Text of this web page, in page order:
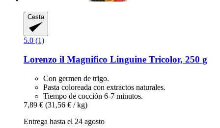
Cesta
5.0 (1)
Lorenzo il Magnifico Linguine Tricolor, 250 g
Con germen de trigo.
Pasta coloreada con extractos naturales.
Tiempo de cocción 6-7 minutos.
7,89 € (31,56 € / kg)
Entrega hasta el 24 agosto